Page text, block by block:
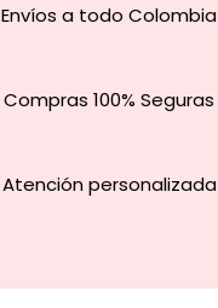
Envíos a todo Colombia
Compras 100% Seguras
Atención personalizada